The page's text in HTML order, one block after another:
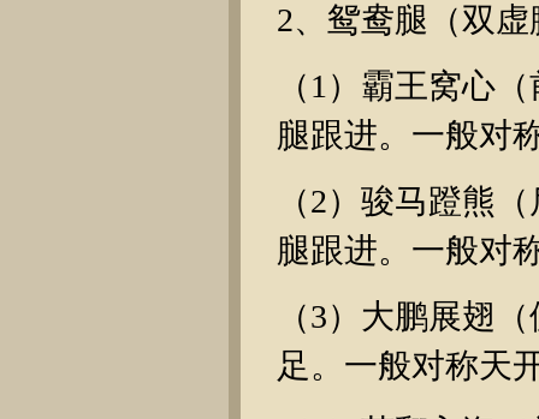
2、鸳鸯腿（双
（1）霸王窝心
腿跟进。一般对
（2）骏马蹬熊
腿跟进。一般对
（3）大鹏展翅
足。一般对称天